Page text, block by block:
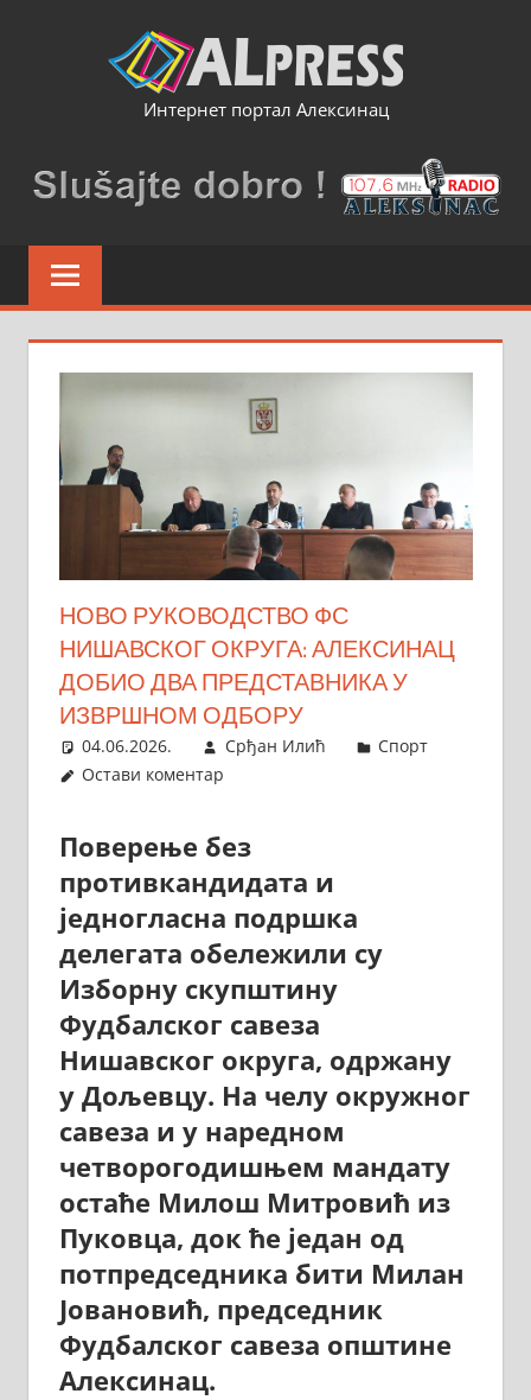
Интернет портал Алексинац
НОВО РУКОВОДСТВО ФС
НИШАВСКОГ ОКРУГА: АЛЕКСИНАЦ
ДОБИО ДВА ПРЕДСТАВНИКА У
ИЗВРШНОМ ОДБОРУ
04.06.2026. Срђан Илић
Спорт
Остави коментар
Поверење без
противкандидата и
једногласна подршка
делегата обележили су
Изборну скупштину
Фудбалског савеза
Нишавског округа, одржану
у Дољевцу. На челу окружног
савеза и у наредном
четворогодишњем мандату
остаће Милош Митровић из
Пуковца, док ће један од
потпредседника бити Милан
Јовановић, председник
Фудбалског савеза општине
Алексинац.